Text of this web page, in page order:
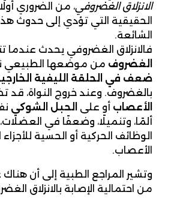
الانزلاق الغضروفي، من الضروري
الحقيقية التي تؤدي إلى حدوث
الشائعة.
فالانزلاق الغضروفي يحدث عندما
الغضروف من موضعها الطبيعي
ضعف في الحلقة الليفية
بالغضروف. وعند خروج النواة،
الأعصاب أو على الحبل الشوكي
ألمًا، وتنميلًا، وضعفًا في
الوظائف الحركية أو الحسية
الأعصاب.
وتشير المراجع الطبية إلى أن
من احتمالية الإصابة بالانزلاق